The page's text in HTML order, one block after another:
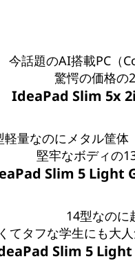
今話題のAI搭載PC（
驚愕の価格の
IdeaPad Slim 5x
軽量なのにメタル筐
堅牢なボディの
Slim 5 Light
14型なのに
てタフな学生にも大
Slim 5